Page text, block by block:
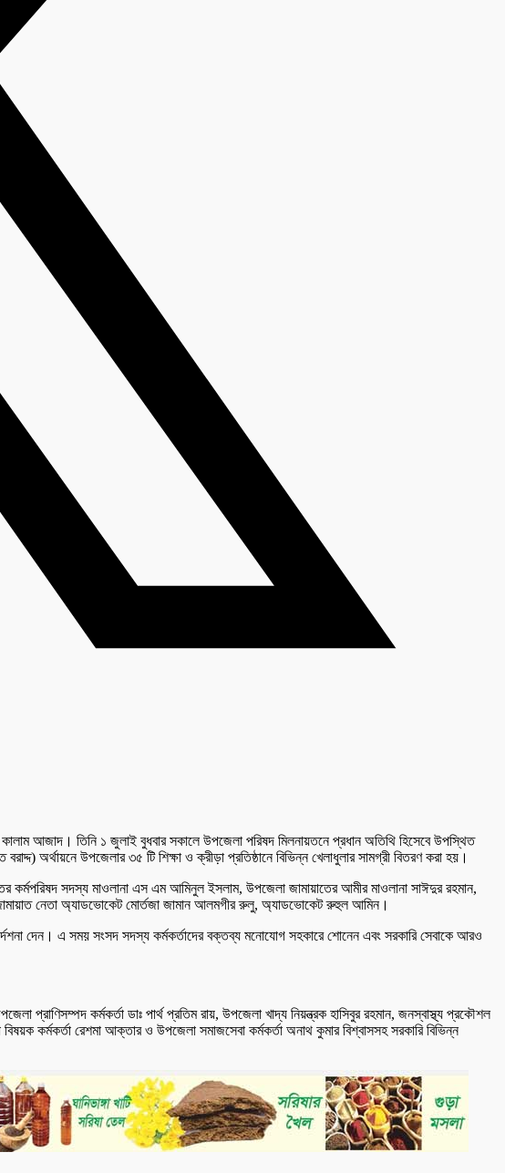
কালাম আজাদ। তিনি ১ জুলাই বুধবার সকালে উপজেলা পরিষদ মিলনায়তনে প্রধান অতিথি হিসেবে উপস্থিত
অর্থায়নে উপজেলার ৩৫ টি শিক্ষা ও ক্রীড়া প্রতিষ্ঠানে বিভিন্ন খেলাধুলার সামগ্রী বিতরণ করা হয়।
কর্মপরিষদ সদস্য মাওলানা এস এম আমিনুল ইসলাম, উপজেলা জামায়াতের আমীর মাওলানা সাঈদুর রহমান,
নেতা অ্যাডভোকেট মোর্তজা জামান আলমগীর রুলু, অ্যাডভোকেট রুহুল আমিন।
দেন। এ সময় সংসদ সদস্য কর্মকর্তাদের বক্তব্য মনোযোগ সহকারে শোনেন এবং সরকারি সেবাকে আরও
প্রাণিসম্পদ কর্মকর্তা ডাঃ পার্থ প্রতিম রায়, উপজেলা খাদ্য নিয়ন্ত্রক হাসিবুর রহমান, জনস্বাস্থ্য প্রকৌশল
কর্মকর্তা রেশমা আক্তার ও উপজেলা সমাজসেবা কর্মকর্তা অনাথ কুমার বিশ্বাসসহ সরকারি বিভিন্ন